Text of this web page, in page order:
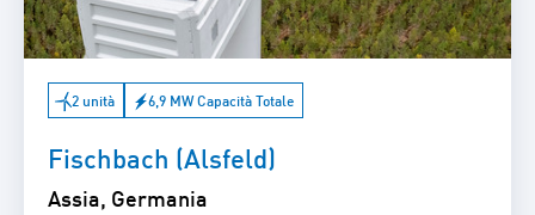
2 unità 6,9 MW Capacità Totale
Fischbach (Alsfeld)
Assia, Germania